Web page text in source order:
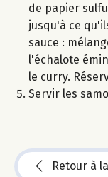
de papier
jusqu'à ce
sauce :
l'échalote
le curry.
Servir les
Retour à